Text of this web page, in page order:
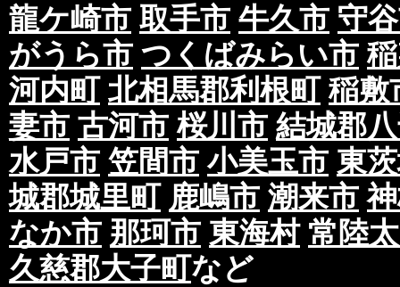
龍ケ崎市 取手市 牛久市 守
がうら市 つくばみらい市
河内町 北相馬郡利根町 稲敷
妻市 古河市 桜川市 結城郡
水戸市 笠間市 小美玉市 東
城郡城里町 鹿嶋市 潮来市
なか市 那珂市 東海村 常陸
久慈郡大子町など